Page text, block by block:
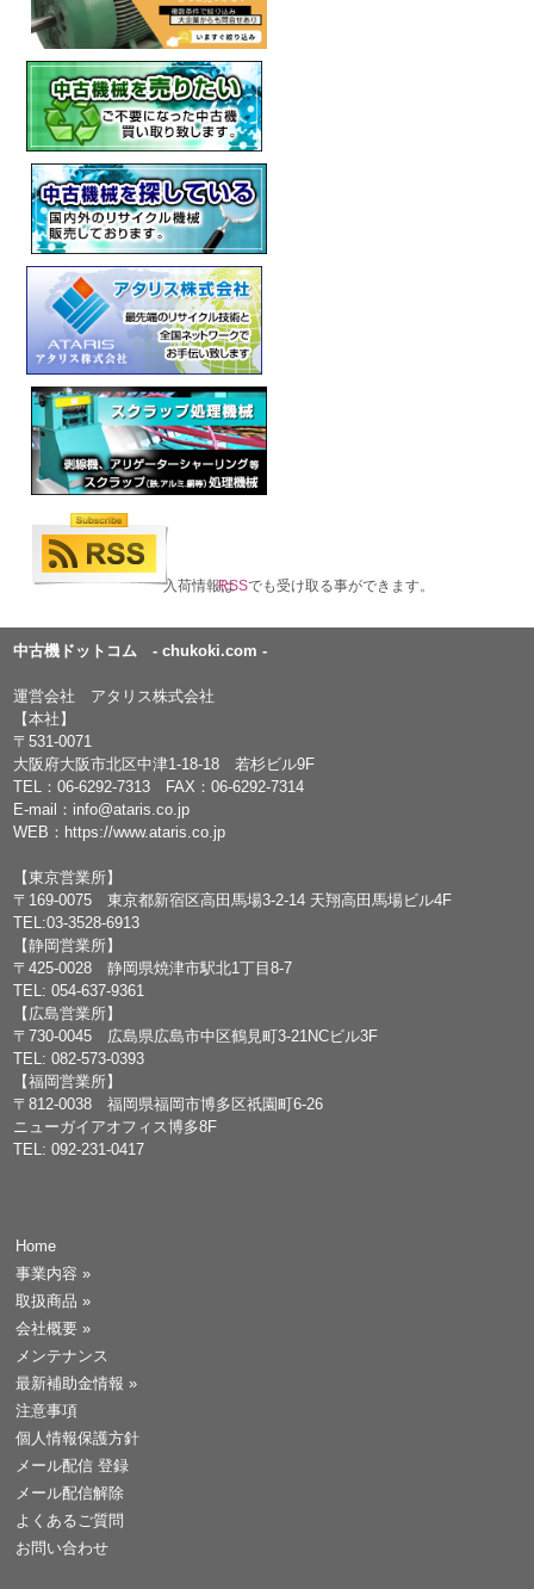
入荷情報はRSSでも受け取る事ができます。
中古機ドットコム - chukoki.com -
運営会社 アタリス株式会社
【本社】
〒531-0071
大阪府大阪市北区中津1-18-18 若杉ビル9F
TEL：06-6292-7313 FAX：06-6292-7314
E-mail： info@ataris.co.jp
WEB： https://www.ataris.co.jp
【東京営業所】
〒169-0075 東京都新宿区高田馬場3-2-14 天翔高田馬場ビル4F
TEL:03-3528-6913
【静岡営業所】
〒425-0028 静岡県焼津市駅北1丁目8-7
TEL: 054-637-9361
【広島営業所】
〒730-0045 広島県広島市中区鶴見町3-21NCビル3F
TEL: 082-573-0393
【福岡営業所】
〒812-0038 福岡県福岡市博多区祇園町6-26
ニューガイアオフィス博多8F
TEL: 092-231-0417
Home
事業内容 »
取扱商品 »
会社概要 »
メンテナンス
最新補助金情報 »
注意事項
個人情報保護方針
メール配信 登録
メール配信解除
よくあるご質問
お問い合わせ